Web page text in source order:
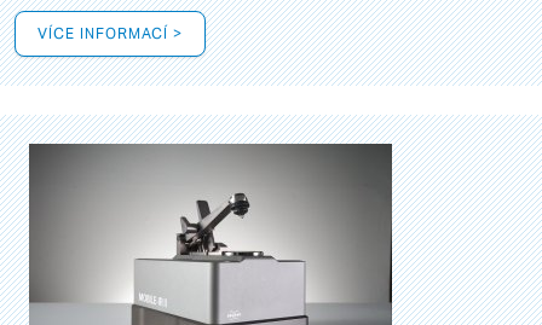
VÍCE INFORMACÍ >